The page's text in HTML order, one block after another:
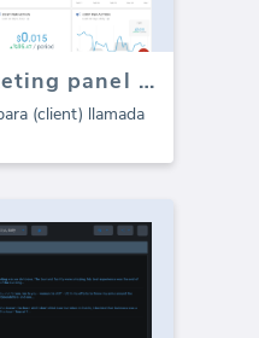
Agencia de Marketing panel de control - WhatConverts
(client) llamada